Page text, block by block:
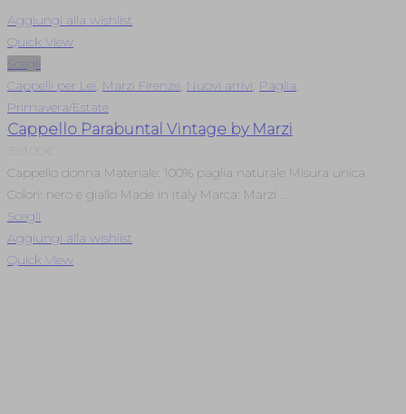
Aggiungi alla wishlist
Quick View
Scegli
Cappelli per Lei Marzi Firenze Nuovi arrivi Paglia
Primavera/Estate
Cappello Parabuntal Vintage by Marzi
359,00
Cappello donna Materiale: 100% paglia naturale Misura unica
Colori: nero e giallo Made in Italy Marca: Marzi ...
Scegli
Aggiungi alla wishlist
Quick View